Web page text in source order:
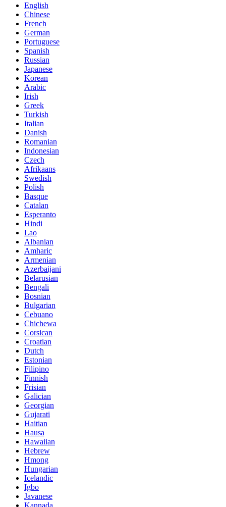
English
Chinese
French
German
Portuguese
Spanish
Russian
Japanese
Korean
Arabic
Irish
Greek
Turkish
Italian
Danish
Romanian
Indonesian
Czech
Afrikaans
Swedish
Polish
Basque
Catalan
Esperanto
Hindi
Lao
Albanian
Amharic
Armenian
Azerbaijani
Belarusian
Bengali
Bosnian
Bulgarian
Cebuano
Chichewa
Corsican
Croatian
Dutch
Estonian
Filipino
Finnish
Frisian
Galician
Georgian
Gujarati
Haitian
Hausa
Hawaiian
Hebrew
Hmong
Hungarian
Icelandic
Igbo
Javanese
Kannada